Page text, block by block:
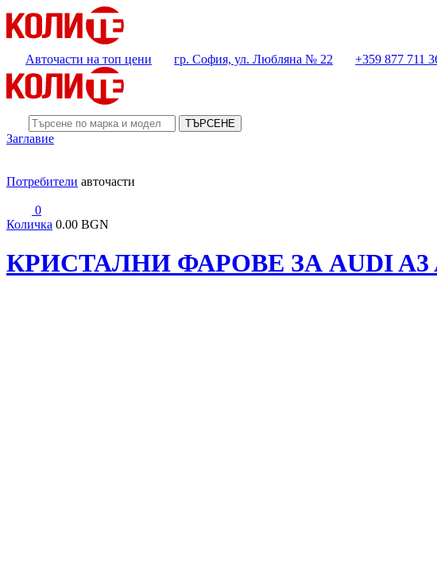
Авточасти на топ цени гр. София, ул. Любляна № 22 +359 877 711
ТЪРСЕНЕ
Заглавие
Потребители авточасти
0
Количка 0.00 BGN
КРИСТАЛНИ ФАРОВЕ ЗА AUDI A3